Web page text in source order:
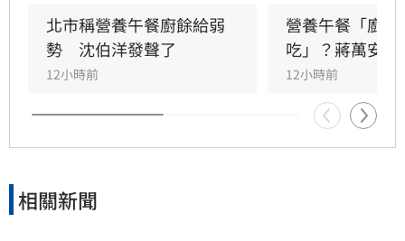
蔣市府就是欺凌弱勢的政府，「蔣萬安還有臉講
食安？」
北市稱營養午餐廚餘給弱
勢　沈伯洋發聲了
12小時前
營養午餐「廚
吃」？蔣萬安回
12小時前
相關新聞